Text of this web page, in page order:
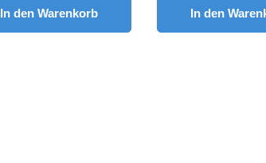
In den Warenkorb In den